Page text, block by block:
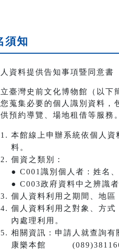
須知
資料提供告知事項暨同意書
立臺灣史前文化博物館（以下
蒐集必要的個人識別資料，
預約導覽、場地租借等服務
本館線上申辦系統依個人
料。
個資之類別：
● C001識別個人者：姓名
● C003政府資料中之辨識
個人資料利用之期間、地區
個人資料利用之對象、方
內處理利用。
相關資訊：申請人就查詢有
康樂本館 (089)381166